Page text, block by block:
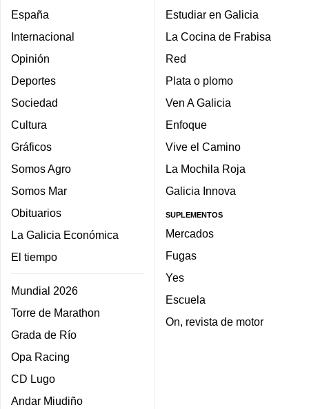
España
Internacional
Opinión
Deportes
Sociedad
Cultura
Gráficos
Somos Agro
Somos Mar
Obituarios
La Galicia Económica
El tiempo
Mundial 2026
Torre de Marathon
Grada de Río
Opa Racing
CD Lugo
Andar Miudiño
Estudiar en Galicia
La Cocina de Frabisa
Red
Plata o plomo
Ven A Galicia
Enfoque
Vive el Camino
La Mochila Roja
Galicia Innova
SUPLEMENTOS
Mercados
Fugas
Yes
Escuela
On, revista de motor